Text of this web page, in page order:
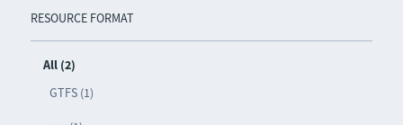
RESOURCE FORMAT
All (2)
GTFS (1)